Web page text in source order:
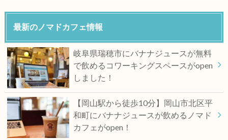
最新のノマドカフェ情報
岐阜県瑞穂市にバナナジュースが無料
で飲めるコワーキングスペースがopen
しました！
【岡山駅から徒歩10分】岡山市北区平
和町にバナナジュースが飲めるノマド
カフェがopen！